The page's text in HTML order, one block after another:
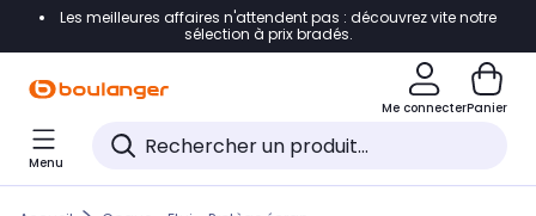
Accéder directement à la navigation
Accéder directement au pied de page
Accéder directement au chatbot
Les meilleures affaires n'attendent pas : découvrez vite notre
sélection à prix bradés.
Me connecterPanier
Menu